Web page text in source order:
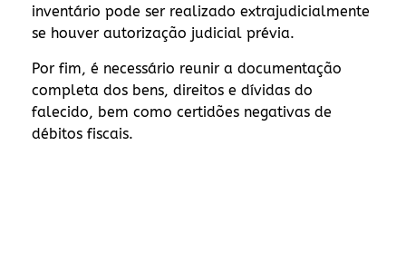
inventário pode ser realizado extrajudicialmente
se houver autorização judicial prévia.
Por fim, é necessário reunir a documentação
completa dos bens, direitos e dívidas do
falecido, bem como certidões negativas de
débitos fiscais.